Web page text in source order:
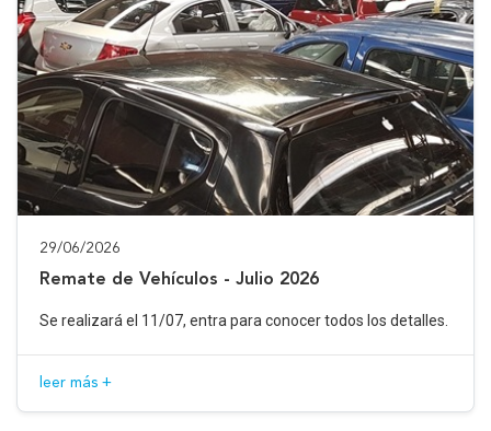
29/06/2026
Remate de Vehículos - Julio 2026
Se realizará el 11/07, entra para conocer todos los detalles.
leer más +